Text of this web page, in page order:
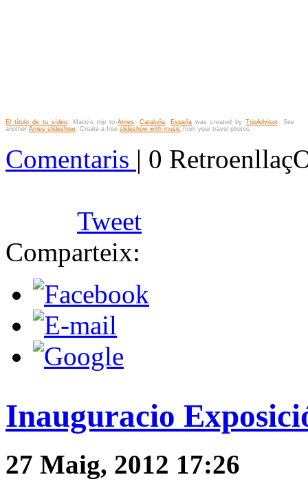
El título de tu vídeo: Mario’s trip toArnes ,Cataluña España was created byTripAdvisor . See
another Arnes slideshow . Create a free slideshow with music from your travel photos.
Comentaris | 0
Tweet
Comparteix:
Inauguracio
27 Maig, 2012 17:26